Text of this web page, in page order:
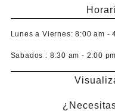
Lunes a Viernes: 8:00 am -
Sabados : 8:30 am - 2:00 pm